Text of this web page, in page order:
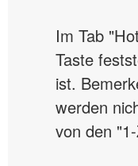
Im Tab
Taste
ist.
werden
von den